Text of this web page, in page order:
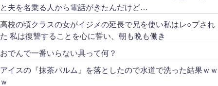
と夫を名乗る人から電話がきたんだけど…
高校の頃クラスの女がイジメの延長で兄を使い私はレ○プされ
た 私は復讐することを心に誓い、朝も晩も働き
おでんで一番いらない具って何？
アイスの『抹茶パルム』を落としたので水道で洗った結果ｗｗ
ｗ